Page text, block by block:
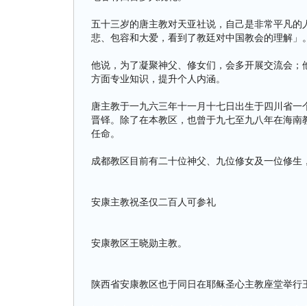
五十三岁的唐主教对天亚社说，自己是非常平凡
悲、包容和大爱，看到了教廷对中国教会的理解」
他说，为了凝聚神父、修女们，会多开展交流会
方面专业知识，提升个人内涵。
唐主教于一九六三年十一月十七日出生于四川省
晋铎。除了在本教区，也曾于九七至九八年在海
任命。
成都教区目前有二十位神父、九位修女及一位修生
安康主教祝圣仅二百人可参礼
安康教区王晓勋主教。
陕西省安康教区也于同日在耶稣圣心主教座堂举行